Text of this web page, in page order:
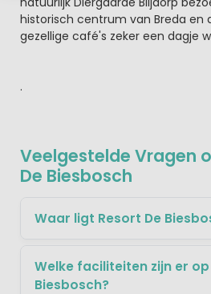
historisch centrum van Breda en
gezellige café's zeker een dagje
.
Veelgestelde Vragen
De Biesbosch
Waar ligt Resort De
Welke faciliteiten zijn er
Biesbosch?